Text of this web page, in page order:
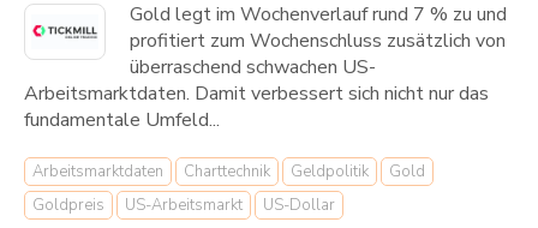
Gold legt im Wochenverlauf rund 7 % zu und
profitiert zum Wochenschluss zusätzlich von
überraschend schwachen US-
Arbeitsmarktdaten. Damit verbessert sich nicht nur das
fundamentale Umfeld...
Arbeitsmarktdaten Charttechnik Geldpolitik
Gold
Goldpreis
US-Arbeitsmarkt US-Dollar